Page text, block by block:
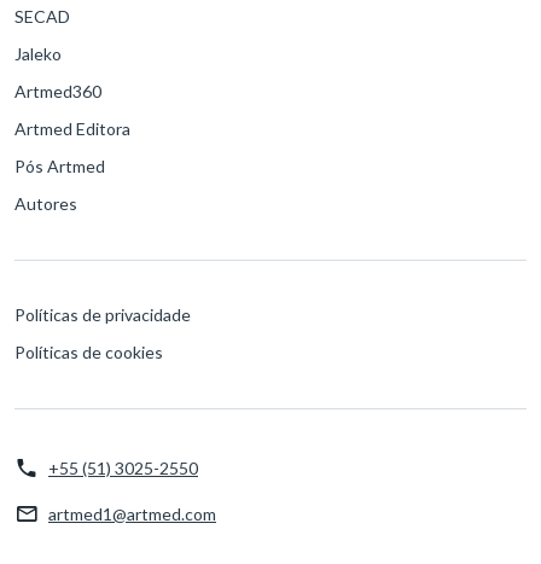
SECAD
Jaleko
Artmed360
Artmed Editora
Pós Artmed
Autores
Políticas de privacidade
Políticas de cookies
+55 (51) 3025-2550
artmed1@artmed.com